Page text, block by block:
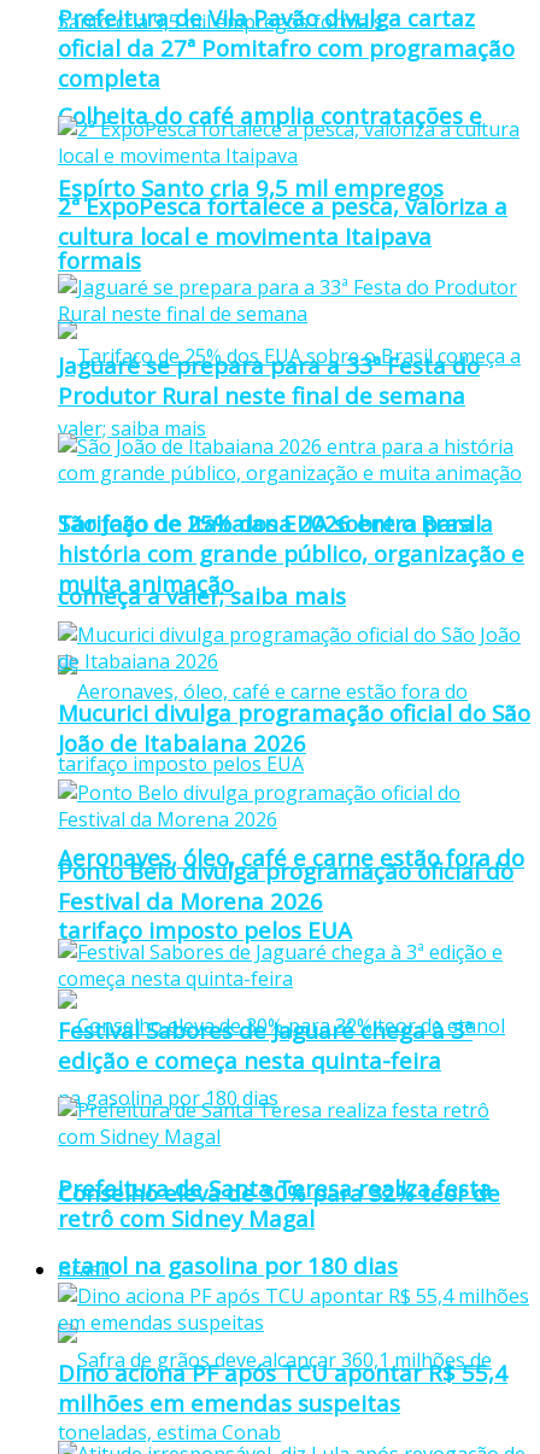
Colheita do café amplia contratações e
Espírto Santo cria 9,5 mil empregos
formais
Tarifaço de 25% dos EUA sobre o Brasil
começa a valer; saiba mais
Aeronaves, óleo, café e carne estão fora do
tarifaço imposto pelos EUA
Conselho eleva de 30% para 32% teor de
etanol na gasolina por 180 dias
Prefeitura de Vila Pavão divulga cartaz
oficial da 27ª Pomitafro com programação
completa
2ª ExpoPesca fortalece a pesca, valoriza a
cultura local e movimenta Itaipava
Jaguaré se prepara para a 33ª Festa do
Produtor Rural neste final de semana
São João de Itabaiana 2026 entra para a
história com grande público, organização e
muita animação
Mucurici divulga programação oficial do São
João de Itabaiana 2026
Ponto Belo divulga programação oficial do
Festival da Morena 2026
Festival Sabores de Jaguaré chega à 3ª
edição e começa nesta quinta-feira
Prefeitura de Santa Teresa realiza festa
retrô com Sidney Magal
Brasil
Dino aciona PF após TCU apontar R$ 55,4
milhões em emendas suspeitas